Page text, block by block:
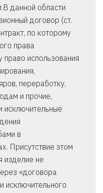
данной области
договор (ст.
по которому
права
право использования
переработку,
и прочие,
исключительные
в
Присутствие этом
изделие не
«договора
исключительного